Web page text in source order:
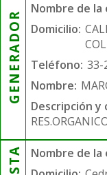
GENERADOR
Nombre de la
Domicilio:
Teléfono: 33-
Nombre:
Descripción
Nombre de la